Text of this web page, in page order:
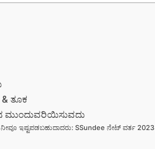
ತೂಕ
ಮುಂದುವರಿಯಿಸುವದು
ನೀವೂ ಇಷ್ಟಪಡಬಹುದಾದರು: SSundee ನೇಟ್ ವರ್ತ 2023